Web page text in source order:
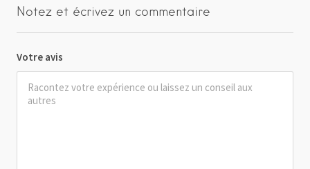
Notez et écrivez un commentaire
Votre avis